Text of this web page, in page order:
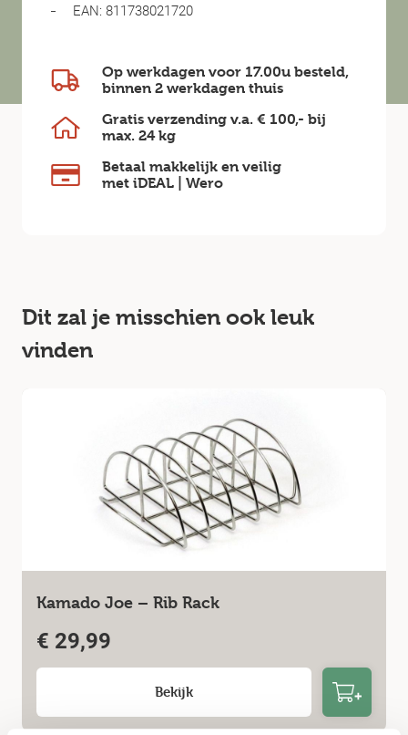
EAN: 811738021720
Op werkdagen voor 17.00u besteld,
binnen 2 werkdagen thuis
Gratis verzending v.a. € 100,- bij
max. 24 kg
Betaal makkelijk en veilig
met iDEAL | Wero
Dit zal je misschien ook leuk
vinden
Kamado Joe – Rib Rack
€ 29,99
Bekijk